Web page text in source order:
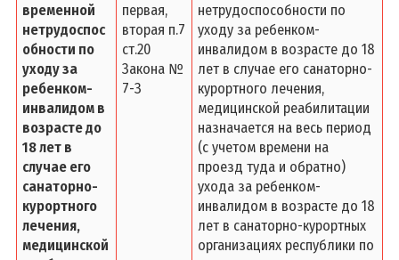
временной
нетрудоспос
обности по
уходу за
ребенком-
инвалидом в
возрасте до
18 лет в
случае его
санаторно-
курортного
лечения,
медицинской
первая,
вторая п.7
ст.20
Закона №
7-З
нетрудоспособности по
уходу за ребенком-
инвалидом в возрасте до 18
лет в случае его санаторно-
курортного лечения,
медицинской реабилитации
назначается на весь период
(с учетом времени на
проезд туда и обратно)
ухода за ребенком-
инвалидом в возрасте до 18
лет в санаторно-курортных
организациях республики по